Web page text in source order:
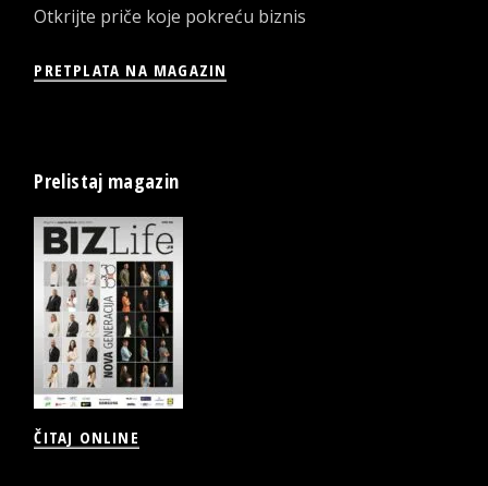
Otkrijte priče koje pokreću biznis
PRETPLATA NA MAGAZIN
Prelistaj magazin
ČITAJ ONLINE